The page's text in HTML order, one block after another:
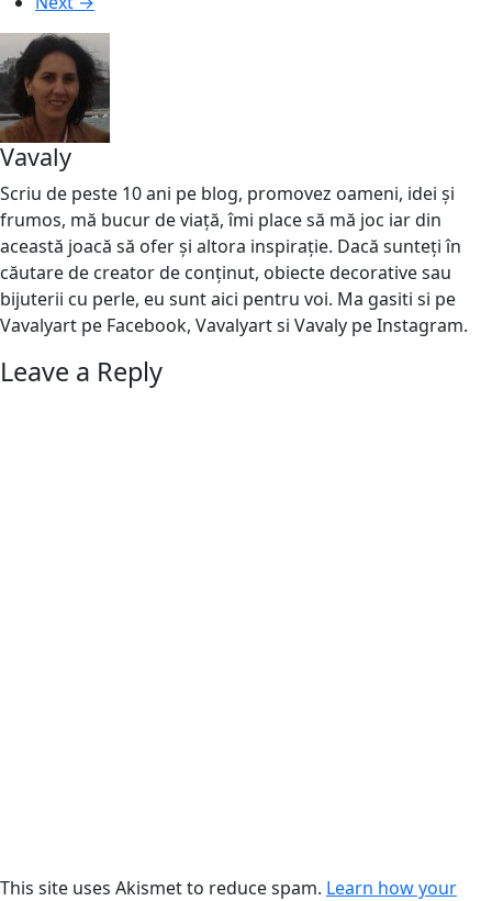
Vavaly
Scriu de peste 10 ani pe blog, promovez oameni, idei și
frumos, mă bucur de viață, îmi place să mă joc iar din
această joacă să ofer și altora inspirație. Dacă sunteți în
căutare de creator de conținut, obiecte decorative sau
bijuterii cu perle, eu sunt aici pentru voi. Ma gasiti si pe
Vavalyart pe Facebook, Vavalyart si Vavaly pe Instagram.
Leave a Reply
This site uses Akismet to reduce spam. Learn how your